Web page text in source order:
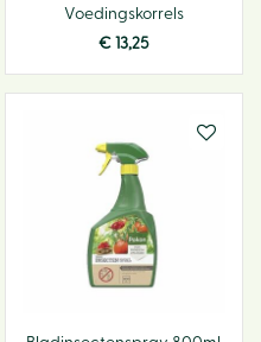
Voedingskorrels
€ 13,25